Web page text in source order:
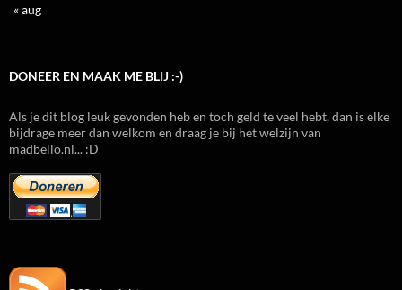
« aug
DONEER EN MAAK ME BLIJ :-)
Als je dit blog leuk gevonden heb en toch geld te veel hebt, dan is elke
bijdrage meer dan welkom en draag je bij het welzijn van
madbello.nl... :D